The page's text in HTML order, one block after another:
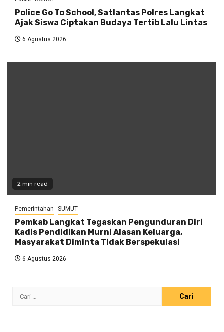
Police Go To School, Satlantas Polres Langkat
Ajak Siswa Ciptakan Budaya Tertib Lalu Lintas
6 Agustus 2026
2 min read
Pemerintahan SUMUT
Pemkab Langkat Tegaskan Pengunduran Diri
Kadis Pendidikan Murni Alasan Keluarga,
Masyarakat Diminta Tidak Berspekulasi
6 Agustus 2026
Cari